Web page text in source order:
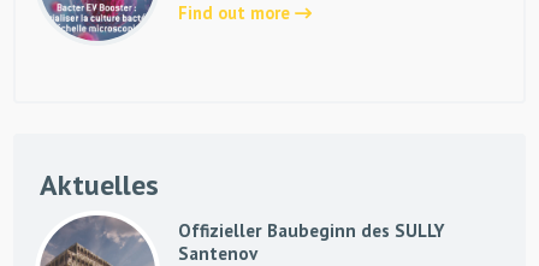
Find out more
Aktuelles
Offizieller Baubeginn des SULLY
Santenov